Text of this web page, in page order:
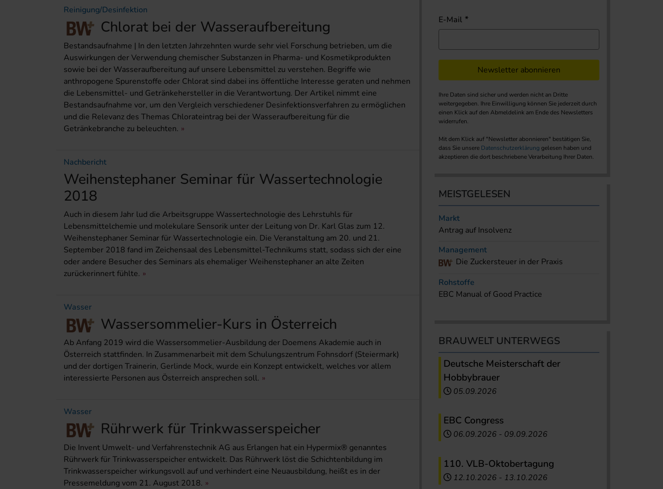
Reinigung/Desinfektion
Chlorat bei der Wasseraufbereitung
Bestandsaufnahme | In den letzten Jahrzehnten wurde sehr viel Forschung betrieben, um die
Auswirkungen der Verwendung chemischer Substanzen in Pharma- und Kosmetikprodukten
sowie bei der Wasseraufbereitung auf unsere Lebensmittel zu verstehen. Begriffe wie
anthropogene Spurenstoffe oder Chlorat sind dabei ins öffentliche Interesse geraten und nehmen
die Lebensmittel- und Getränkehersteller in die Verantwortung. Der Artikel nimmt eine
Bestandsaufnahme vor, um den Vergleich verschiedener Desinfektionsverfahren zu ermöglichen
und die Relevanz des Themas Chlorateintrag bei der Wasseraufbereitung für die
Getränkebranche zu beleuchten.
Nachbericht
Weihenstephaner Seminar für Wassertechnologie
2018
Auch in diesem Jahr lud die Arbeitsgruppe Wassertechnologie des Lehrstuhls für
Lebensmittelchemie und molekulare Sensorik unter der Leitung von Dr. Karl Glas zum 12.
Weihenstephaner Seminar für Wassertechnologie ein. Die Veranstaltung am 20. und 21.
September 2018 fand im Zeichensaal des Lebensmittel-Technikums statt, sodass sich der eine
oder andere Besucher des Seminars als ehemaliger Weihenstephaner an alte Zeiten
zurückerinnert fühlte.
Wasser
Wassersommelier-Kurs in Österreich
Ab Anfang 2019 wird die Wassersommelier-Ausbildung der Doemens Akademie auch in
Österreich stattfinden. In Zusammenarbeit mit dem Schulungszentrum Fohnsdorf (Steiermark)
und der dortigen Trainerin, Gerlinde Mock, wurde ein Konzept entwickelt, welches vor allem
interessierte Personen aus Österreich ansprechen soll.
Wasser
Rührwerk für Trinkwasser­speicher
Die Invent Umwelt- und Verfahrenstechnik AG aus Erlangen hat ein Hypermix® genanntes
Rührwerk für Trinkwasserspeicher entwickelt. Das Rührwerk löst die Schichtenbildung im
Trinkwasserspeicher wirkungsvoll auf und verhindert eine Neuausbildung, heißt es in der
Pressemeldung vom 21. August 2018.
E-Mail
Newsletter abonnieren
Ihre Daten sind sicher und werden nicht an Dritte
weitergegeben. Ihre Einwilligung können Sie jederzeit durch
einen Klick auf den Abmeldelink am Ende des Newsletters
widerrufen.
Mit dem Klick auf "Newsletter abonnieren" bestätigen Sie,
dass Sie unsere Datenschutzerklärung gelesen haben und
akzeptieren die dort beschriebene Verarbeitung Ihrer Daten.
MEISTGELESEN
Markt
Antrag auf Insolvenz
Management
Die Zuckersteuer in der Praxis
Rohstoffe
EBC Manual of Good Practice
BRAUWELT UNTERWEGS
Deutsche Meisterschaft der
Hobbybrauer
05.09.2026
EBC Congress
06.09.2026 - 09.09.2026
110. VLB-Oktobertagung
12.10.2026 - 13.10.2026